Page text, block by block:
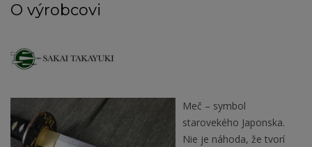
O výrobcovi
Meč – symbol
starovekého Japonska.
Nie je náhoda, že tvorí